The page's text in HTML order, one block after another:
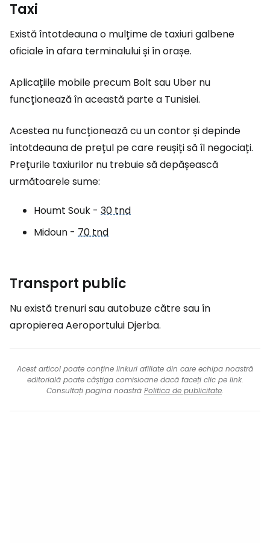
Taxi
Există întotdeauna o mulțime de taxiuri galbene
oficiale în afara terminalului și în orașe.
Aplicațiile mobile precum Bolt sau Uber nu
funcționează în această parte a Tunisiei.
Acestea nu funcționează cu un contor și depinde
întotdeauna de prețul pe care reușiți să îl negociați.
Prețurile taxiurilor nu trebuie să depășească
următoarele sume:
Houmt Souk - 30 tnd
Midoun - 70 tnd
Transport public
Nu există trenuri sau autobuze către sau în
apropierea Aeroportului Djerba.
Acest articol poate conține linkuri afiliate din care echipa noastră
editorială poate câștiga comisioane dacă faceți clic pe link.
Consultați pagina noastră Politica de publicitate.